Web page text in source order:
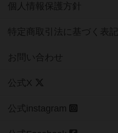
個人情報保護方針
特定商取引法に基づく表記
お問い合わせ
公式X
公式instagram